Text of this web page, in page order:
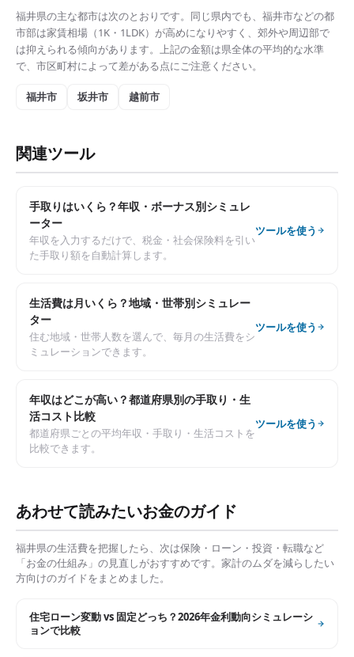
福井県の主な都市は次のとおりです。同じ県内でも、 福井市などの都
市部は家賃相場（1K・1LDK） が高めになりやすく、郊外や周辺部で
は抑えられる傾向があります。上記の金額は県全体の平均的な水準
で、市区町村によって差がある点にご注意ください。
福井市 坂井市 越前市
関連ツール
手取りはいくら？年収・ボーナス別シミュレ
ーター
年収を入力するだけで、税金・社会保険料を引い
た手取り額を自動計算します。
ツールを使う
生活費は月いくら？地域・世帯別シミュレー
ター
住む地域・世帯人数を選んで、毎月の生活費をシ
ミュレーションできます。
ツールを使う
年収はどこが高い？都道府県別の手取り・生
活コスト比較
都道府県ごとの平均年収・手取り・生活コストを
比較できます。
ツールを使う
あわせて読みたいお金のガイド
福井県の生活費を把握したら、次は保険・ローン・投資・転職など
「お金の仕組み」の見直しがおすすめです。家計のムダを減らしたい
方向けのガイドをまとめました。
住宅ローン変動 vs 固定どっち？2026年金利動向シミュレーシ
ョンで比較